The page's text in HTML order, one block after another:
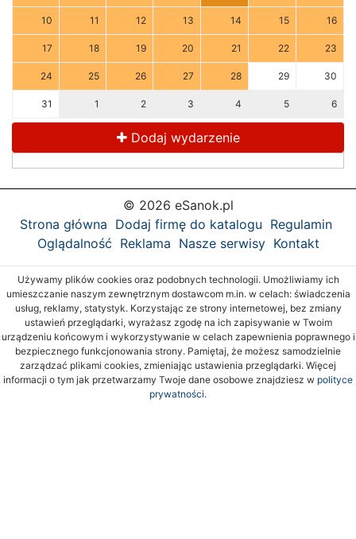
10 11 12 13 14 15 16
17 18 19 20 21 22 23
24 25 26 27 28 29 30
31 1 2 3 4 5 6
Dodaj wydarzenie
© 2026 eSanok.pl
Strona główna Dodaj firmę do katalogu Regulamin
Oglądalność Reklama Nasze serwisy Kontakt
Używamy plików cookies oraz podobnych technologii. Umożliwiamy ich
umieszczanie naszym zewnętrznym dostawcom m.in. w celach: świadczenia
usług, reklamy, statystyk. Korzystając ze strony internetowej, bez zmiany
ustawień przeglądarki, wyrażasz zgodę na ich zapisywanie w Twoim
urządzeniu końcowym i wykorzystywanie w celach zapewnienia poprawnego i
bezpiecznego funkcjonowania strony. Pamiętaj, że możesz samodzielnie
zarządzać plikami cookies, zmieniając ustawienia przeglądarki. Więcej
informacji o tym jak przetwarzamy Twoje dane osobowe znajdziesz w polityce
prywatności.